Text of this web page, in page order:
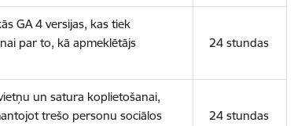
GA 4 versijas, kas tiek
par to, kā apmeklētājs
24 stundas
un satura koplietošanai,
trešo personu sociālos
24 stundas